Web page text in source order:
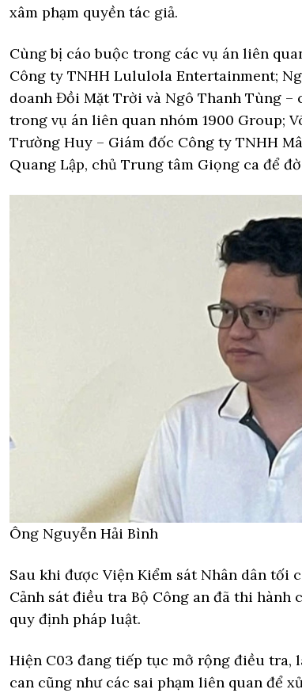
xâm phạm quyền tác giả.
Cùng bị cáo buộc trong các vụ án liên
Công ty TNHH Lululola Entertainment;
doanh Đồi Mặt Trời và Ngô Thanh Tùng –
trong vụ án liên quan nhóm 1900 Group;
Trường Huy – Giám đốc Công ty TNHH
Quang Lập, chủ Trung tâm Giọng ca để
Ông Nguyễn Hải Bình
Sau khi được Viện Kiểm sát Nhân dân tối
Cảnh sát điều tra Bộ Công an đã thi
quy định pháp luật.
Hiện C03 đang tiếp tục mở rộng điều tra,
can cũng như các sai phạm liên quan để